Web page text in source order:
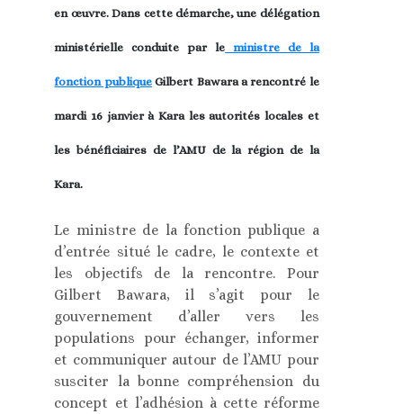
en œuvre. Dans cette démarche, une délégation
ministérielle conduite par le ministre de la
fonction publiqueGilbert Bawara a rencontré le
mardi 16 janvier à Kara les autorités locales et
les bénéficiaires de l’AMU de la région de la
Kara.
Le ministre de la fonction publique a
d’entrée situé le cadre, le contexte et
les objectifs de la rencontre. Pour
Gilbert Bawara, il s’agit pour le
gouvernement d’aller vers les
populations pour échanger, informer
et communiquer autour de l’AMU pour
susciter la bonne compréhension du
concept et l’adhésion à cette réforme